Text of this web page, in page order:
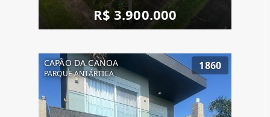
R$ 3.900.000
CAPÃO DA CANOA
PARQUE ANTÁRTICA
1860